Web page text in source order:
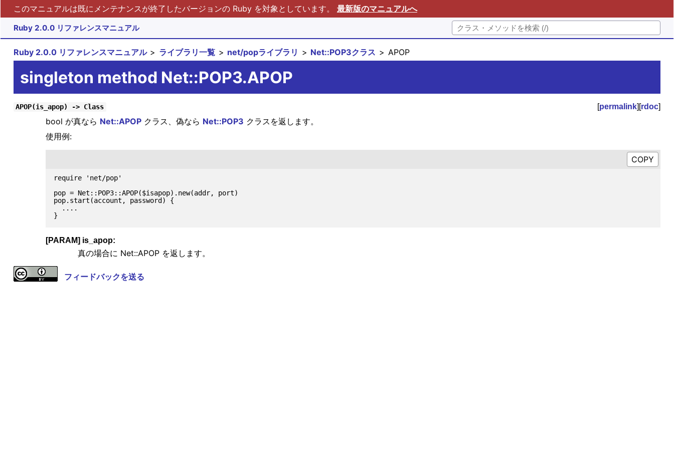
このマニュアルは既にメンテナンスが終了したバージョンの Ruby を対象としています。 最新版のマニュアルへ
Ruby 2.0.0 リファレンスマニュアル
Ruby 2.0.0 リファレンスマニュアル ライブラリ一覧 net/popライブラリ Net::POP3クラス APOP
singleton method Net::POP3.APOP
APOP(is_apop) -> Class [permalink][rdoc]
bool が真なら Net::APOPクラス、偽なら Net::POP3 クラスを返します。
使用例:
require 'net/pop'
pop = Net::POP3::APOP($isapop).new(addr, port)
pop.start(account, password) {
  ....
[PARAM] is_apop:
真の場合に Net::APOP を返します。
フィードバックを送る